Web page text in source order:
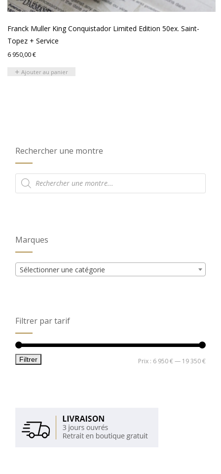
Franck Muller King Conquistador Limited Edition 50ex. Saint-
Topez + Service
6 950,00€
Ajouter au panier
Rechercher une montre
Recherche
de
produits
Marques
Sélectionner une catégorie
Filtrer par tarif
Prix
Prix
Filtrer Prix : 6 950 €— 19 350 €